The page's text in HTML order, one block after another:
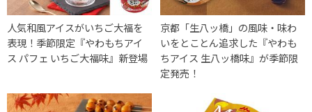
人気和風アイスがいちご大福を
表現！季節限定『やわもちアイ
ス パフェ いちご大福味』新登場
京都「生八ッ橋」の風味・味わ
いをとことん追求した『やわも
ちアイス 生八ッ橋味』が季節限
定発売！